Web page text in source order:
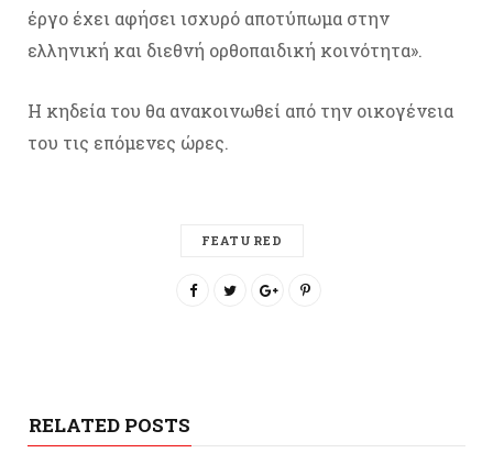
έργο έχει αφήσει ισχυρό αποτύπωμα στην
ελληνική και διεθνή ορθοπαιδική κοινότητα».
Η κηδεία του θα ανακοινωθεί από την οικογένεια
του τις επόμενες ώρες.
FEATURED
RELATED POSTS